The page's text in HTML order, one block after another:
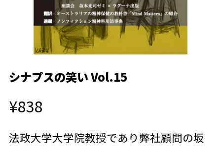
シナプスの笑い Vol.15
¥838
法政大学大学院教授であり弊社顧問の坂